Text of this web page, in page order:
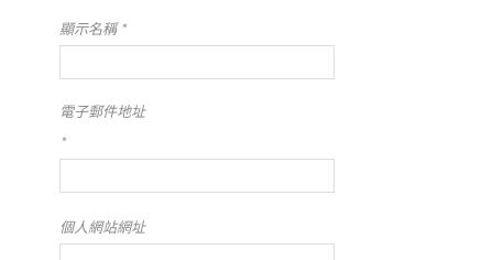
顯示名稱*
電子郵件地址
*
個人網站網址